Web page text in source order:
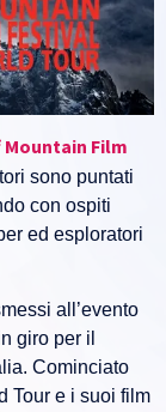
Mountain Film
sono puntati
con ospiti
ed esploratori
all’evento
giro per il
Cominciato
Tour e i suoi film